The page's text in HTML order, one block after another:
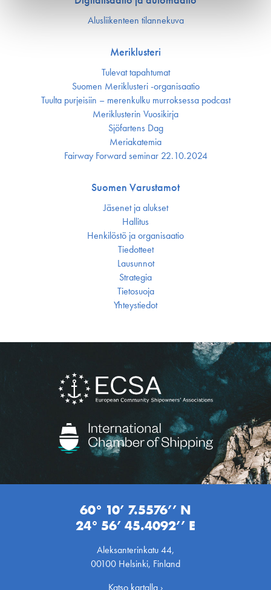
Alusliikenteen tilannekuva
Meriklusteri
Tulevat tapahtumat
Suomen Meriklusteri -organisaatio
Tuulta purjeisiin – merenkulku murroksessa podcast
Meriklusterin Vuosikirja
Sjöfartens Dag
Meriakatemia
Fairway Forward seminar 22.10.2024
Suomen Varustamot
Jäsenet ja alukset
Hallitus
Henkilöstö ja organisaatio
Tiedotteet
Lausunnot
Strategia
Tietosuoja
Yhteystiedot
60° 10’ 7.5576’’ N
24° 56’ 45.4092’’ E
Aleksanterinkatu 44,
00100 Helsinki, Finland